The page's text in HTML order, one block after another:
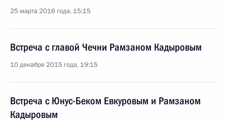
25 марта 2016 года, 15:15
Встреча с главой Чечни Рамзаном Кадыровым
10 декабря 2015 года, 19:15
Встреча с Юнус-Беком Евкуровым и Рамзаном
Кадыровым